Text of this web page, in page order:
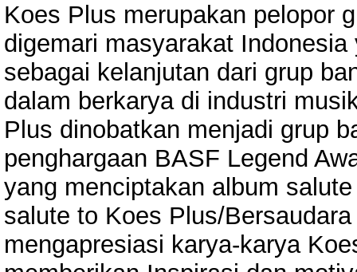
Koes Plus merupakan pelopor
digemari masyarakat
sebagai kelanjutan dari grup
dalam berkarya di industri
Plus dinobatkan menjadi grup
penghargaan BASF Legend
yang menciptakan album
salute to Koes Plus/
mengapresiasi karya-karya